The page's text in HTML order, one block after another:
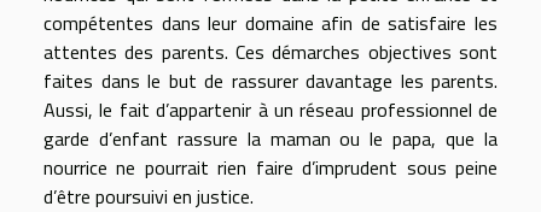
compétentes dans leur domaine afin de satisfaire les
attentes des parents. Ces démarches objectives sont
faites dans le but de rassurer davantage les parents.
Aussi, le fait d’appartenir à un réseau professionnel de
garde d’enfant rassure la maman ou le papa, que la
nourrice ne pourrait rien faire d’imprudent sous peine
d’être poursuivi en justice.